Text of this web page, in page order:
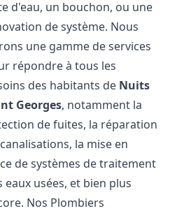
d'eau, un bouchon, ou une
de système. Nous
une gamme de services
répondre à tous les
des habitants de Nuits
Georges, notamment la
de fuites, la réparation
la mise en
de systèmes de traitement
eaux usées, et bien plus
Nos Plombiers